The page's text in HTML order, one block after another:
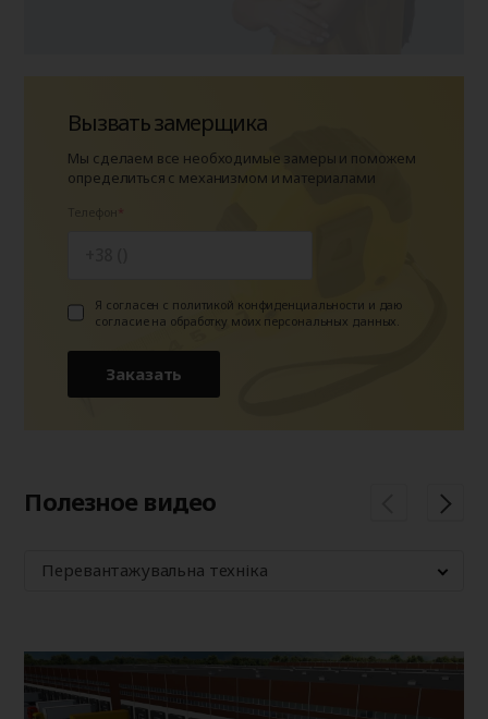
Вызвать замерщика
Мы сделаем все необходимые замеры и поможем
определиться с механизмом и материалами
Я согласен с политикой конфиденциальности и даю
согласие на обработку моих персональных данных.
Заказать
Полезное видео
Перевантажувальна техніка